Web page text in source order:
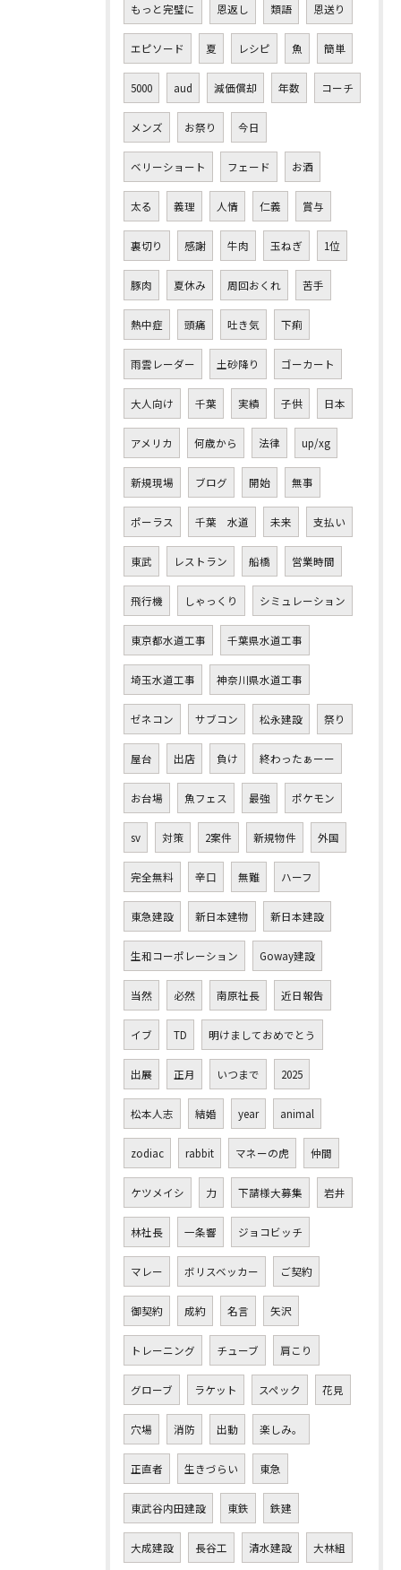
もっと完璧に 恩返し 類語 恩送り
エピソード 夏 レシピ 魚 簡単
5000 aud 減価償却 年数 コーチ
メンズ お祭り 今日
ベリーショート フェード お酒
太る 義理 人情 仁義 賞与
裏切り 感謝 牛肉 玉ねぎ 1位
豚肉 夏休み 周回おくれ 苦手
熱中症 頭痛 吐き気 下痢
雨雲レーダー 土砂降り ゴーカート
大人向け 千葉 実績 子供 日本
アメリカ 何歳から 法律 up/xg
新規現場 ブログ 開始 無事
ポーラス 千葉 水道 未来 支払い
東武 レストラン 船橋 営業時間
飛行機 しゃっくり シミュレーション
東京都水道工事 千葉県水道工事
埼玉水道工事 神奈川県水道工事
ゼネコン サブコン 松永建設 祭り
屋台 出店 負け 終わったぁーー
お台場 魚フェス 最強 ポケモン
sv 対策 2案件 新規物件 外国
完全無料 辛口 無難 ハーフ
東急建設 新日本建物 新日本建設
生和コーポレーション Goway建設
当然 必然 南原社長 近日報告
イブ TD 明けましておめでとう
出展 正月 いつまで 2025
松本人志 結婚 year animal
zodiac rabbit マネーの虎 仲間
ケツメイシ 力 下請様大募集 岩井
林社長 一条響 ジョコビッチ
マレー ボリスベッカー ご契約
御契約 成約 名言 矢沢
トレーニング チューブ 肩こり
グローブ ラケット スペック 花見
穴場 消防 出動 楽しみ。
正直者 生きづらい 東急
東武谷内田建設 東鉄 鉄建
大成建設 長谷工 清水建設 大林組